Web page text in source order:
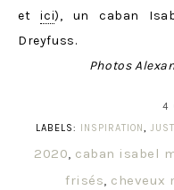
etici), un caban
Dreyfuss.
Photos
4
LABELS:
INSPIRATION ,
2020, caban isabel
frisés, cheveux